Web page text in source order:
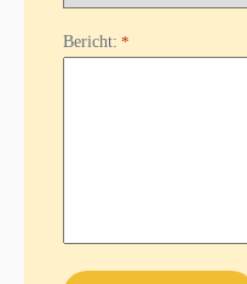
Bericht: *